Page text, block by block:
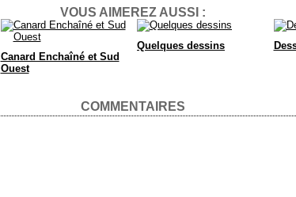
VOUS AIMEREZ AUSSI :
Canard Enchaîné et Sud
Ouest
Quelques dessins
COMMENTAIRES